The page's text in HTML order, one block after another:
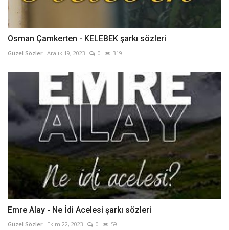
Osman Çamkerten - KELEBEK şarkı sözleri
Güzel Sözler Aralık 19, 2023 0 319
Emre Alay - Ne İdi Acelesi şarkı sözleri
Güzel Sözler Ekim 22, 2023 0 59